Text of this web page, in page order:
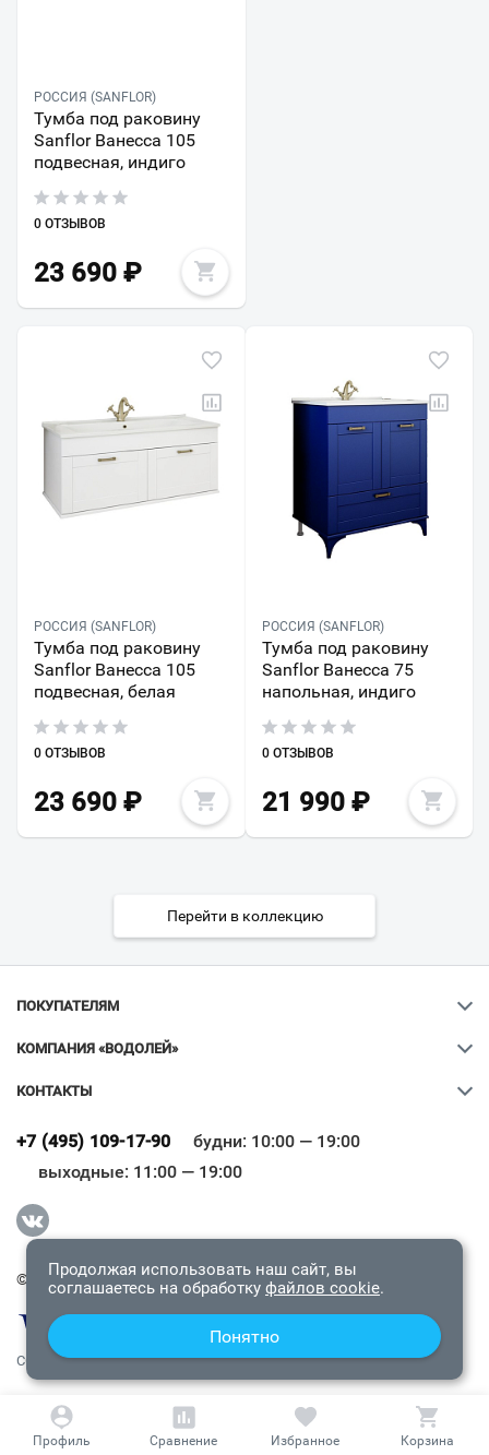
РОССИЯ (SANFLOR)
Тумба под раковину
Sanflor Ванесса 105
подвесная, индиго
0 ОТЗЫВОВ
23 690 ₽
РОССИЯ (SANFLOR)
Тумба под раковину
Sanflor Ванесса 105
подвесная, белая
0 ОТЗЫВОВ
23 690 ₽
РОССИЯ (SANFLOR)
Тумба под раковину
Sanflor Ванесса 75
напольная, индиго
0 ОТЗЫВОВ
21 990₽
Перейти в коллекцию
ПОКУПАТЕЛЯМ
КОМПАНИЯ «ВОДОЛЕЙ»
КОНТАКТЫ
+7 (495) 109-17-90
будни: 10:00 — 19:00
выходные: 11:00 — 19:00
© 2009-2026 «Водолей Онлайн». Все права защищены.
СОГЛАШЕНИЕ О КОНФИДЕНЦИАЛЬНОСТИ
Всё верно
Продолжая использовать наш сайт, вы
соглашаетесь на обработку файлов cookie.
Понятно